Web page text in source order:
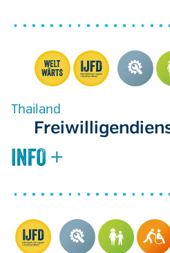
Thailand